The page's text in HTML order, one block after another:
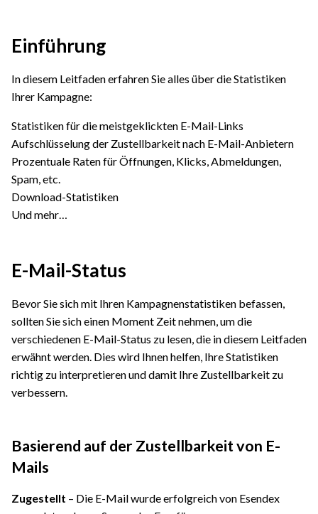
Einführung
In diesem Leitfaden erfahren Sie alles über die Statistiken
Ihrer Kampagne:
Statistiken für die meistgeklickten E-Mail-Links
Aufschlüsselung der Zustellbarkeit nach E-Mail-Anbietern
Prozentuale Raten für Öffnungen, Klicks, Abmeldungen,
Spam, etc.
Download-Statistiken
Und mehr…
E-Mail-Status
Bevor Sie sich mit Ihren Kampagnenstatistiken befassen,
sollten Sie sich einen Moment Zeit nehmen, um die
verschiedenen E-Mail-Status zu lesen, die in diesem Leitfaden
erwähnt werden. Dies wird Ihnen helfen, Ihre Statistiken
richtig zu interpretieren und damit Ihre Zustellbarkeit zu
verbessern.
Basierend auf der Zustellbarkeit von E-
Mails
Zugestellt – Die E-Mail wurde erfolgreich von Esendex